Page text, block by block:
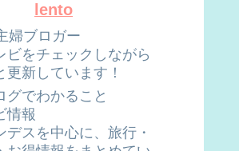
lento
婦ブロガー
ビをチェックしながら
更新しています！
グでわかること
情報
デスを中心に、旅行・